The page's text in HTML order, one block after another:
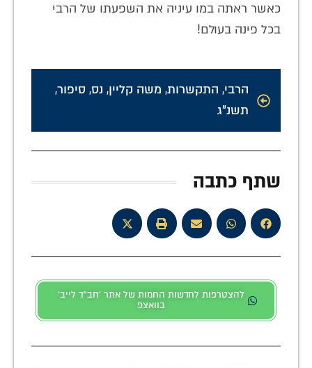
כאשר ראתה במו עיניה את השפעתו של הרבי
בכל פינה בעולם!
הרבי, התקשרות, משה קליין, נס, סיפור,
תשנ"ג
שתף כתבה
להצטרפות לחדשות החמות של אתר 'חב"ד לייב'
בוואצפ